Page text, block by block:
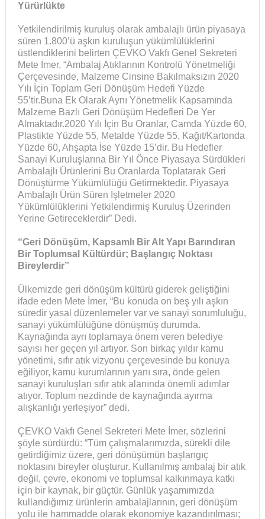
Yürürlükte
Yetkilendirilmiş kuruluş olarak ambalajlı ürün piyasaya
süren 1.800’ü aşkın kuruluşun yükümlülüklerini
üstlendiklerini belirten ÇEVKO Vakfı Genel Sekreteri
Mete İmer, “Ambalaj Atıklarının Kontrolü Yönetmeliği
Çerçevesinde, Malzeme Cinsine Bakılmaksızın 2020
Yılı İçin Toplam Geri Dönüşüm Hedefi Yüzde
55’tir.Buna Ek Olarak Aynı Yönetmelik Kapsamında
Malzeme Bazlı Geri Dönüşüm Hedefleri De Yer
Almaktadır.2020 Yılı İçin Bu Oranlar, Camda Yüzde 60,
Plastikte Yüzde 55, Metalde Yüzde 55, Kağıt/Kartonda
Yüzde 60, Ahşapta İse Yüzde 15’dir. Bu Hedefler
Sanayi Kuruluşlarına Bir Yıl Önce Piyasaya Sürdükleri
Ambalajlı Ürünlerini Bu Oranlarda Toplatarak Geri
Dönüştürme Yükümlülüğü Getirmektedir. Piyasaya
Ambalajlı Ürün Süren İşletmeler 2020
Yükümlülüklerini Yetkilendirmiş Kuruluş Üzerinden
Yerine Getireceklerdir” Dedi.
“Geri Dönüşüm, Kapsamlı Bir Alt Yapı Barındıran
Bir Toplumsal Kültürdür; Başlangıç Noktası
Bireylerdir”
Ülkemizde geri dönüşüm kültürü giderek geliştiğini
ifade eden Mete İmer, “Bu konuda on beş yılı aşkın
süredir yasal düzenlemeler var ve sanayi sorumluluğu,
sanayi yükümlülüğüne dönüşmüş durumda.
Kaynağında ayrı toplamaya önem veren belediye
sayısı her geçen yıl artıyor. Son birkaç yıldır kamu
yönetimi, sıfır atık vizyonu çerçevesinde bu konuya
eğiliyor, kamu kurumlarının yanı sıra, önde gelen
sanayi kuruluşları sıfır atık alanında önemli adımlar
atıyor. Toplum nezdinde de kaynağında ayırma
alışkanlığı yerleşiyor” dedi.
ÇEVKO Vakfı Genel Sekreteri Mete İmer, sözlerini
şöyle sürdürdü: “Tüm çalışmalarımızda, sürekli dile
getirdiğimiz üzere, geri dönüşümün başlangıç
noktasını bireyler oluşturur. Kullanılmış ambalaj bir atık
değil, çevre, ekonomi ve toplumsal kalkınmaya katkı
için bir kaynak, bir güçtür. Günlük yaşamımızda
kullandığımız ürünlerin ambalajlarının, geri dönüşüm
yolu ile hammadde olarak ekonomiye kazandırılması;